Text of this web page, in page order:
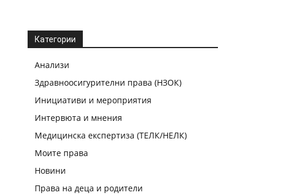
Категории
Анализи
Здравноосигурителни права (НЗОК)
Инициативи и мероприятия
Интервюта и мнения
Медицинска експертиза (ТЕЛК/НЕЛК)
Моите права
Новини
Права на деца и родители